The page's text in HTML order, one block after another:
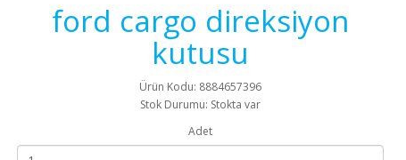
ford cargo direksiyon
kutusu
Ürün Kodu: 8884657396
Stok Durumu: Stokta var
Adet